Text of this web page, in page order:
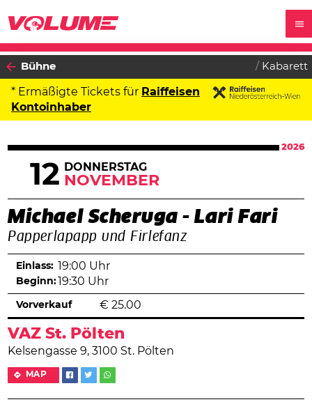
Bühne Kabarett
* Ermäßigte Tickets für Raiffeisen
Kontoinhaber
2026
12 DONNERSTAG
NOVEMBER
Michael Scheruga - Lari Fari
Papperlapapp und Firlefanz
VAZ St. Pölten
Kelsengasse 9, 3100 St. Pölten
MAP
Einlass: 19:00 Uhr
Beginn: 19:30 Uhr
Vorverkauf € 25.00